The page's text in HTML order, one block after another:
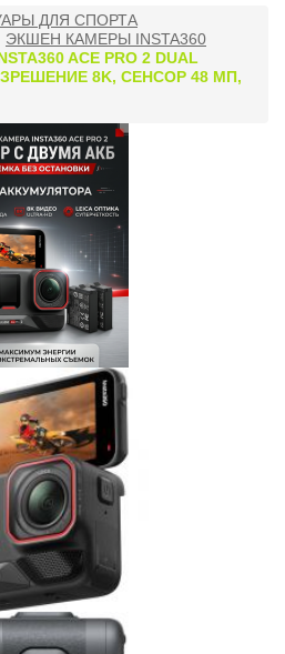
ДЛЯ СПОРТА
ЭКШЕН КАМЕРЫ INSTA360
ACE PRO 2 DUAL
8K, СЕНСОР 48 МП,